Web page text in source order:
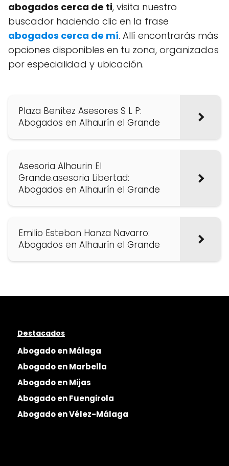
abogados cerca de ti, visita nuestro
buscador haciendo clic en la frase
abogados cerca de mí. Allí encontrarás más
opciones disponibles en tu zona, organizadas
por especialidad y ubicación.
Plaza Benítez Asesores S L P:
Abogados en Alhaurín el Grande
Asesoria Alhaurin El
Grande.asesoria Libertad:
Abogados en Alhaurín el Grande
Emilio Esteban Hanza Navarro:
Abogados en Alhaurín el Grande
Destacados
Abogado en Málaga
Abogado en Marbella
Abogado en Mijas
Abogado en Fuengirola
Abogado en Vélez-Málaga